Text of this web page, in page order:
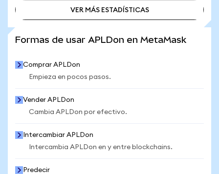
VER MÁS ESTADÍSTICAS
Formas de usar APLDon en MetaMask
Comprar APLDon
Empieza en pocos pasos.
Vender APLDon
Cambia APLDon por efectivo.
Intercambiar APLDon
Intercambia APLDon en y entre blockchains.
Predecir